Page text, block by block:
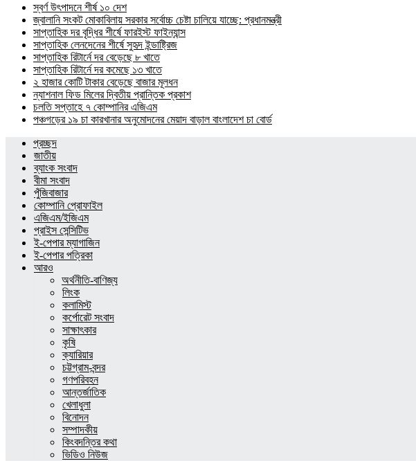
স্বর্ণ উৎপাদনে শীর্ষ ১০ দেশ
জ্বালানি সংকট মোকাবিলায় সরকার সর্বোচ্চ চেষ্টা চালিয়ে যাচ্ছে: প্রধানমন্ত্রী
সাপ্তাহিক দর বৃদ্ধির শীর্ষে ফারইস্ট ফাইন্যান্স
সাপ্তাহিক লেনদেনের শীর্ষে সুহৃদ ইন্ডাষ্ট্রিজ
সাপ্তাহিক রিটার্নে দর বেড়েছে ৮ খাতে
সাপ্তাহিক রিটার্নে দর কমেছে ১৩ খাতে
২ হাজার কোটি টাকার বেড়েছে বাজার মূলধন
ন্যাশনাল ফিড মিলের দ্বিতীয় প্রান্তিক প্রকাশ
চলতি সপ্তাহে ৭ কোম্পানির এজিএম
পঞ্চগড়ের ১৯ চা কারখানার অনুমোদনের মেয়াদ বাড়াল বাংলাদেশ চা বোর্ড
প্রচ্ছদ
জাতীয়
ব্যাংক সংবাদ
বীমা সংবাদ
পুঁজিবাজার
কোম্পানি প্রোফাইল
এজিএম/ইজিএম
প্রাইস সেন্সিটিভ
ই-পেপার ম্যাগাজিন
ই-পেপার পত্রিকা
আরও
অর্থনীতি-বাণিজ্য
লিংক
কলামিস্ট
কর্পোরেট সংবাদ
সাক্ষাৎকার
কৃষি
ক্যারিয়ার
চট্টগ্রাম-বন্দর
গণপরিবহন
আন্তর্জাতিক
খেলাধুলা
বিনোদন
সম্পাদকীয়
কিংবদন্তির কথা
ভিডিও নিউজ